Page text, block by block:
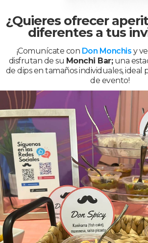
¿Quieres ofrecer
diferentes a tus
¡Comunícate con Don Monchis y
disfrutan de su Monchi Bar;una
de dips en tamaños individuales, ideal
de evento!